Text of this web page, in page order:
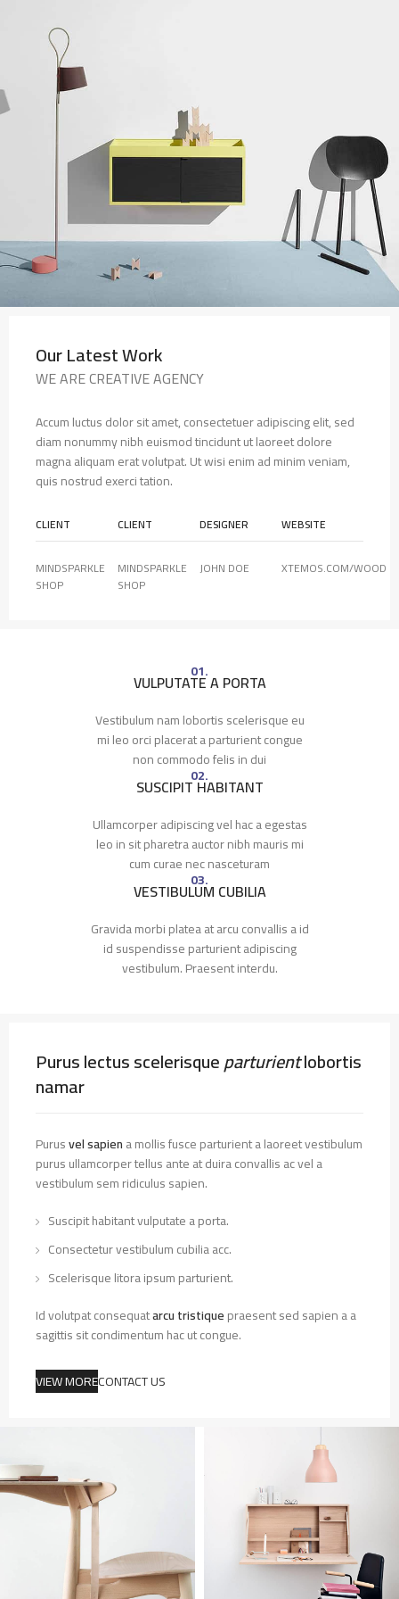
Our Latest Work
WE ARE CREATIVE AGENCY
Accum luctus dolor sit amet, consectetuer adipiscing elit, sed
diam nonummy nibh euismod tincidunt ut laoreet dolore
magna aliquam erat volutpat. Ut wisi enim ad minim veniam,
quis nostrud exerci tation.
CLIENT
MINDSPARKLE
SHOP
CLIENT
MINDSPARKLE
SHOP
DESIGNER
JOHN DOE
WEBSITE
XTEMOS.COM/WOOD
01.
VULPUTATE A PORTA
Vestibulum nam lobortis scelerisque eu
mi leo orci placerat a parturient congue
non commodo felis in dui
02.
SUSCIPIT HABITANT
Ullamcorper adipiscing vel hac a egestas
leo in sit pharetra auctor nibh mauris mi
cum curae nec nasceturam
03.
VESTIBULUM CUBILIA
Gravida morbi platea at arcu convallis a id
id suspendisse parturient adipiscing
vestibulum. Praesent interdu.
Purus lectus scelerisqueparturientlobortis
namar
Purusvel sapiena mollis fusce parturient a laoreet vestibulum
purus ullamcorper tellus ante at duira convallis ac vel a
vestibulum sem ridiculus sapien.
Suscipit habitant vulputate a porta.
Consectetur vestibulum cubilia acc.
Scelerisque litora ipsum parturient.
Id volutpat consequatarcu tristiquepraesent sed sapien a a
sagittis sit condimentum hac ut congue.
VIEW MORECONTACT US